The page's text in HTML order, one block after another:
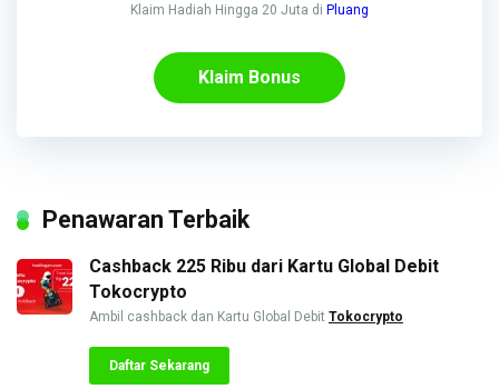
Klaim Hadiah Hingga 20 Juta di Pluang
Klaim Bonus
Penawaran Terbaik
Cashback 225 Ribu dari Kartu Global Debit
Tokocrypto
Ambil cashback dan Kartu Global Debit Tokocrypto
Daftar Sekarang